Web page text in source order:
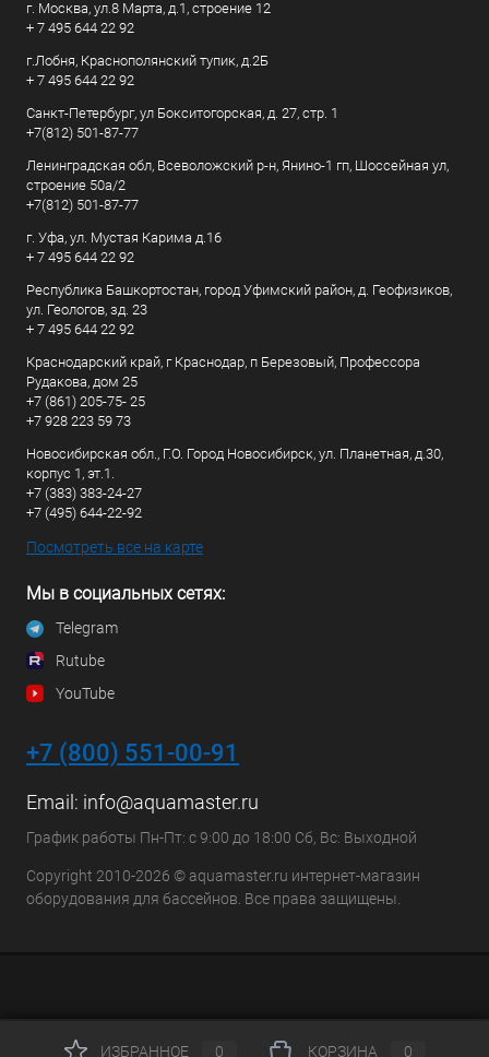
г. Москва, ул.8 Марта, д.1, строение 12
+ 7 495 644 22 92
г.Лобня, Краснополянский тупик, д.2Б
+ 7 495 644 22 92
Санкт-Петербург, ул Бокситогорская, д. 27, стр. 1
+7(812) 501-87-77
Ленинградская обл, Всеволожский р-н, Янино-1 гп, Шоссейная ул,
строение 50а/2
+7(812) 501-87-77
г. Уфа, ул. Мустая Карима д.16
+ 7 495 644 22 92
Республика Башкортостан, город Уфимский район, д. Геофизиков,
ул. Геологов, зд. 23
+ 7 495 644 22 92
Краснодарский край, г Краснодар, п Березовый, Профессора
Рудакова, дом 25
+7 (861) 205-75- 25
+7 928 223 59 73
Новосибирская обл., Г.О. Город Новосибирск, ул. Планетная, д.30,
корпус 1, эт.1.
+7 (383) 383-24-27
+7 (495) 644-22-92
Посмотреть все на карте
Мы в социальных сетях:
Telegram
Rutube
YouTube
+7 (800) 551-00-91
Email: info@aquamaster.ru
График работы Пн-Пт: с 9:00 до 18:00 Сб, Вс: Выходной
Copyright 2010-2026 © aquamaster.ru интернет-магазин
оборудования для бассейнов. Все права защищены.
ИЗБРАННОЕ 0 КОРЗИНА 0